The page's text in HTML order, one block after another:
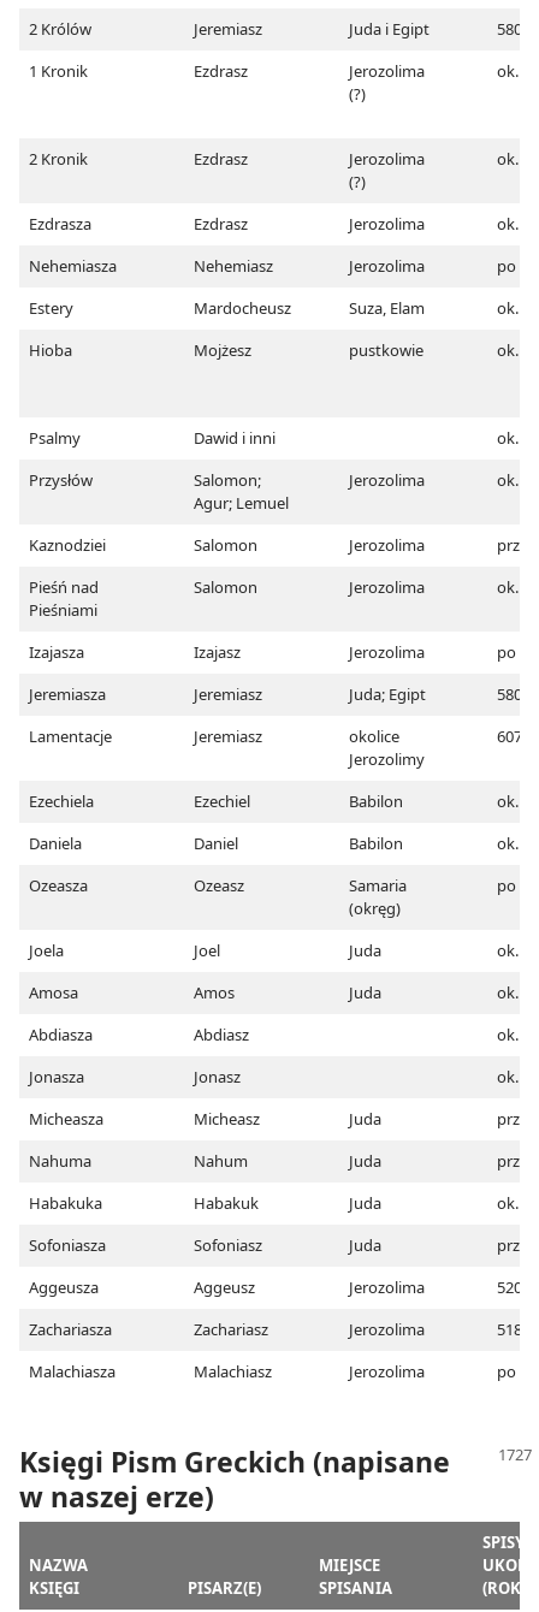
2 Królów
Jeremiasz Juda i Egipt
580
1 Kronik
Ezdrasz
Jerozolima
(?)
ok.
2 Kronik Ezdrasz
Jerozolima
(?)
ok.
Ezdrasza Ezdrasz Jerozolima
ok.
Nehemiasza
Nehemiasz Jerozolima
po
Estery
Mardocheusz Suza, Elam
ok.
Hioba
Mojżesz pustkowie ok.
Psalmy Dawid i inni
ok.
Przysłów
Salomon;
Agur; Lemuel
Jerozolima ok.
Kaznodziei Salomon Jerozolima
Pieśń nad
Pieśniami
Salomon Jerozolima ok.
Izajasza Izajasz Jerozolima
po
Jeremiasza
Jeremiasz Juda; Egipt
580
Lamentacje
Jeremiasz
okolice
Jerozolimy
607
Ezechiela Ezechiel Babilon
ok.
Daniela
Daniel Babilon
ok.
Ozeasza
Ozeasz
Samaria
(okręg)
po
Joela Joel Juda
ok.
Amosa
Amos Juda
ok.
Abdiasza
Abdiasz
ok.
Jonasza
Jonasz
ok.
Micheasza
Micheasz Juda
Nahuma
Nahum Juda
Habakuka
Habakuk Juda
ok.
Sofoniasza
Sofoniasz Juda
Aggeusza
Aggeusz Jerozolima
520
Zachariasza
Zachariasz Jerozolima
518
Malachiasza
Malachiasz Jerozolima po
Księgi Pism Greckich (napisane
w naszej erze)
NAZWA
KSIĘGI
PISARZ(E)
MIEJSCE
SPISANIA
(ROK